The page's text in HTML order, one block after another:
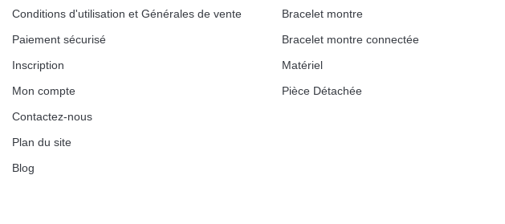
Conditions d'utilisation et Générales de vente
Paiement sécurisé
Inscription
Mon compte
Contactez-nous
Plan du site
Blog
Bracelet montre
Bracelet montre connectée
Matériel
Pièce Détachée